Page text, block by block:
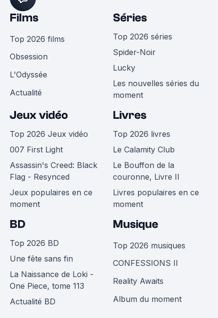
Films
Top 2026 films
Obsession
L'Odyssée
Actualité
Séries
Top 2026 séries
Spider-Noir
Lucky
Les nouvelles séries du
moment
Jeux vidéo
Top 2026 Jeux vidéo
007 First Light
Assassin's Creed: Black
Flag - Resynced
Jeux populaires en ce
moment
Livres
Top 2026 livres
Le Calamity Club
Le Bouffon de la
couronne, Livre II
Livres populaires en ce
moment
BD
Top 2026 BD
Une fête sans fin
La Naissance de Loki -
One Piece, tome 113
Actualité BD
Musique
Top 2026 musiques
CONFESSIONS II
Reality Awaits
Album du moment